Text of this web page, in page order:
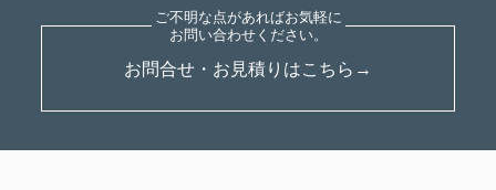
お問合せ・お見積りはこちら→